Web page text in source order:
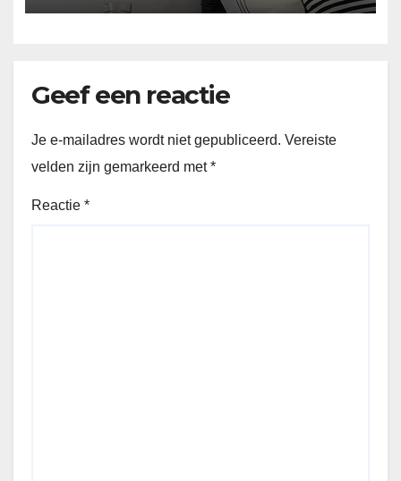
Geef een reactie
Je e-mailadres wordt niet gepubliceerd. Vereiste
velden zijn gemarkeerd met*
Reactie *